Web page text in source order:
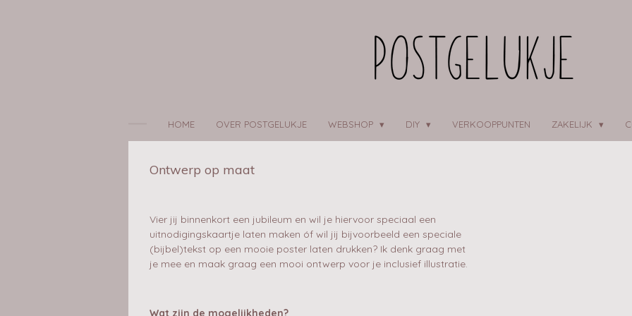
HOME OVER POSTGELUKJE WEBSHOP DIY VERKOOPPUNTEN ZAKELIJK
Ontwerp op maat
Vier jij binnenkort een jubileum en wil je hiervoor speciaal een
uitnodigingskaartje laten maken óf wil jij bijvoorbeeld een speciale
(bijbel)tekst op een mooie poster laten drukken? Ik denk graag met
je mee en maak graag een mooi ontwerp voor je inclusief illustratie.
Wat zijn de mogelijkheden?